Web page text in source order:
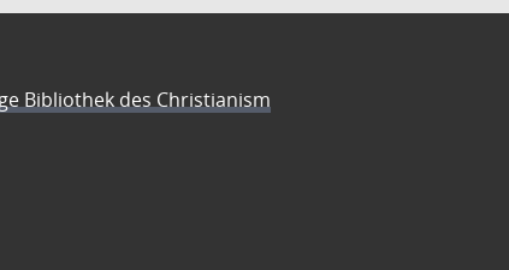
Bibliothek des Christianism